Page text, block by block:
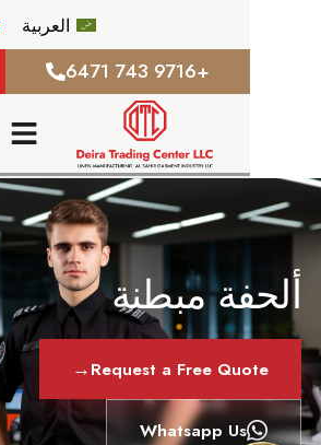
العربية
مبطنة
Request a Free
→
Whatsapp Us